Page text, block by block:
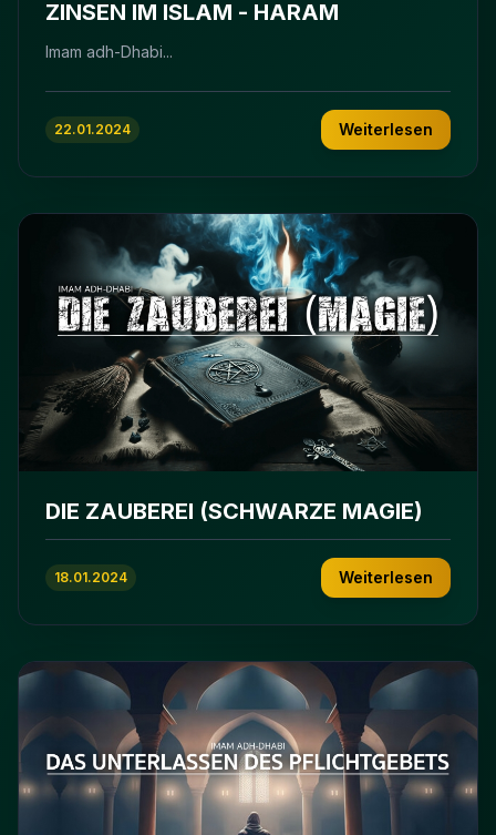
ZINSEN IM ISLAM - HARAM
Imam adh-Dhabi...
22.01.2024 Weiterlesen
DIE ZAUBEREI (SCHWARZE MAGIE)
18.01.2024 Weiterlesen